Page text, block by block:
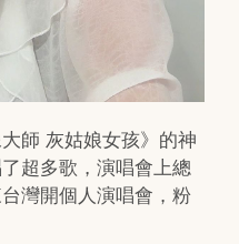
師 灰姑娘女孩》的神
超多歌，演唱會上總
灣開個人演唱會，粉